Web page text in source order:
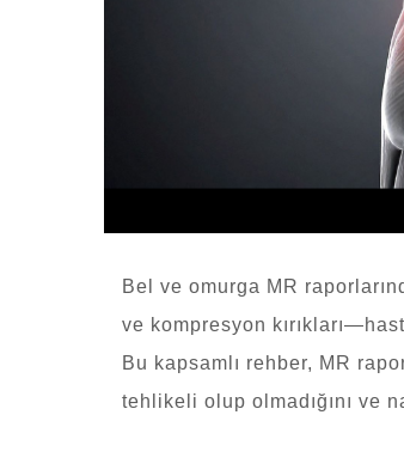
Bel ve omurga MR
ve kompresyon
Bu kapsamlı rehber, MR
tehlikeli olup olmadığını ve